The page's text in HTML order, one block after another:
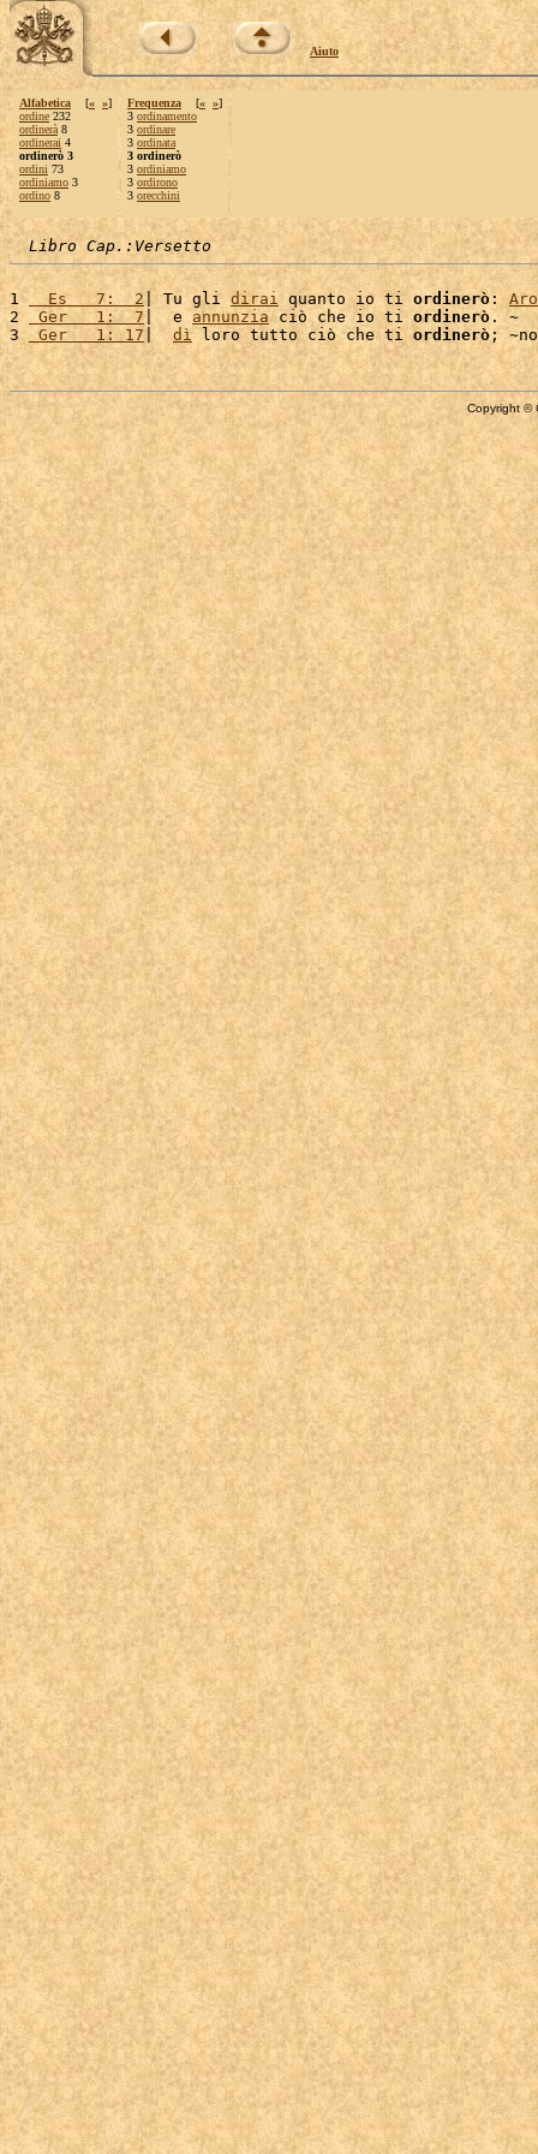
Aiuto
Alfabetica [« »]
ordine 232
ordinerà 8
ordinerai 4
ordinerò 3
ordini 73
ordiniamo 3
ordino 8
Frequenza [« »]
3 ordinamento
3 ordinare
3 ordinata
3 ordinerò
3 ordiniamo
3 ordirono
3 orecchini
Libro Cap.:Versetto
1
  Es   7:  2
| Tu gli dirai quanto io ti ordinerò :
2
Ger   1:  7 |  e annunzia ciò che io ti ordinerò . ~
3 Ger   1: 17 | dì loro tutto ciò che ti ordinerò;
Copyright ©